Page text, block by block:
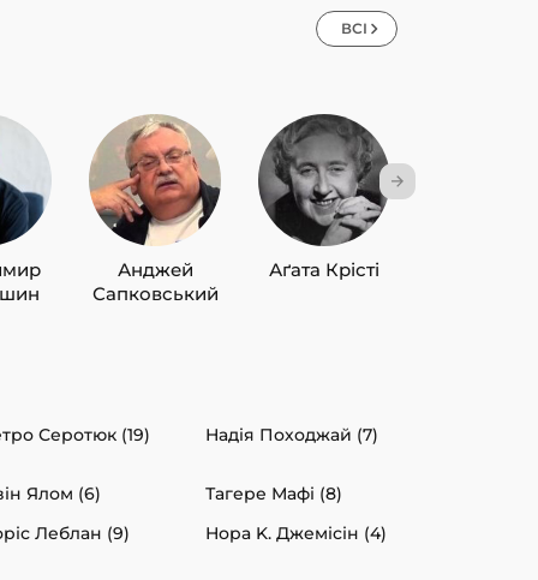
ВСІ
Анджей
Сапковський
Аґата Крісті
Серотюк (19) Надія Походжай (7)
Ялом (6)
Тагере Мафі (8)
Леблан (9)
Нора K. Джемісін (4)